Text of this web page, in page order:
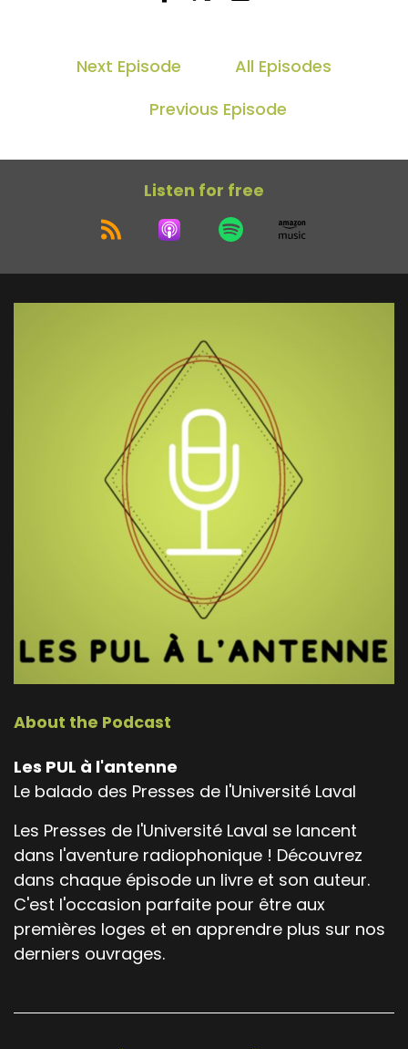
Next Episode
All Episodes
Previous Episode
Listen for free
About the Podcast
Les PUL à l'antenne
Le balado des Presses de l'Université Laval
Les Presses de l'Université Laval se lancent
dans l'aventure radiophonique ! Découvrez
dans chaque épisode un livre et son auteur.
C'est l'occasion parfaite pour être aux
premières loges et en apprendre plus sur nos
derniers ouvrages.